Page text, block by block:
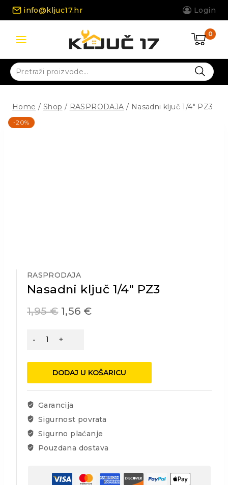
Skip
info@kljuc17.hr Login
0
Pretraži:
Home / Shop / RASPRODAJA / Nasadni ključ 1/4″ PZ3
-20%
RASPRODAJA
Nasadni ključ 1/4″ PZ3
1,95€ 1,56 €
Nasadni
PZ3DODAJ U KOŠARICU
Garancija
Sigurnost povrata
Sigurno plaćanje
Pouzdana dostava